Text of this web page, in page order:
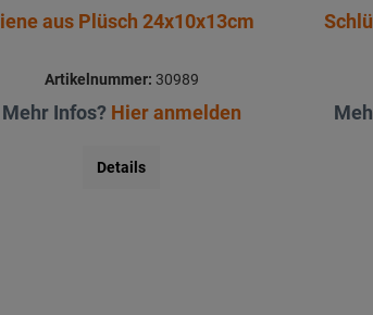
aus Plüsch 24x10x13cm
Artikelnummer: 30989
Mehr Infos? Hier anmelden
Details